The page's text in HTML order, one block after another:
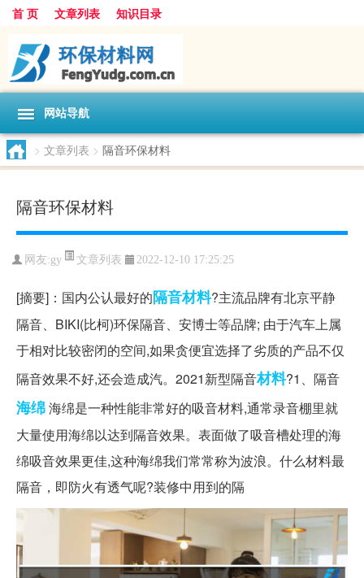
首 页 文章列表 知识目录
网站导航
> 文章列表 > 隔音环保材料
隔音环保材料
网友:gy 文章列表 2022-12-10 17:25:25
[摘要]：国内公认最好的隔音材料?主流品牌有北京平静
隔音、BIKI(比柯)环保隔音、安博士等品牌; 由于汽车上属
于相对比较密闭的空间,如果贪便宜选择了劣质的产品不仅
隔音效果不好,还会造成汽。2021新型隔音材料?1、隔音
海绵海绵是一种性能非常好的吸音材料,通常录音棚里就
大量使用海绵以达到隔音效果。表面做了吸音槽处理的海
绵吸音效果更佳,这种海绵我们常常称为波浪。什么材料最
隔音，即防火有透气呢?装修中用到的隔